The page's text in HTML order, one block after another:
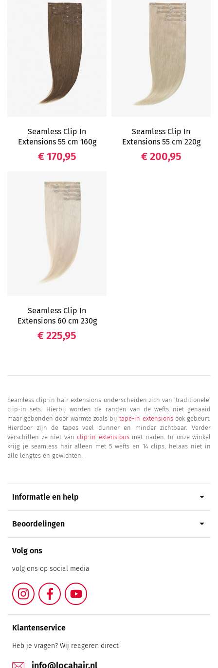
Seamless Clip In
Extensions 55 cm 160g
Prijs
€ 170,95
Seamless Clip In
Extensions 55 cm 220g
Prijs
€ 200,95
Seamless Clip In
Extensions 60 cm 230g
Prijs
€ 225,95
Seamless clip-in hair extensions onderscheiden zich van ‘traditionele’
clip-in sets. Hierbij worden de randen van de wefts niet genaaid
maar gebonden door warmte zoals bijtape-in extensionsook gebeurt.
Hierdoor zijn de tapes veel dunner en minder zichtbaar. Verder
verschillen ze niet van clip-in extensionsmet naden. In onze winkel
krijg je seamless hair alleen met 5 wefts en 14 clips, helaas niet in
alle lengtes en gewichten.
Informatie en help arrow_drop_down
Volg ons
volg ons op social media
InstagramFacebookYouTube
Beoordelingen arrow_drop_down
Klantenservice
Heb je vragen? Wij reageren direct
info@locahair.nl